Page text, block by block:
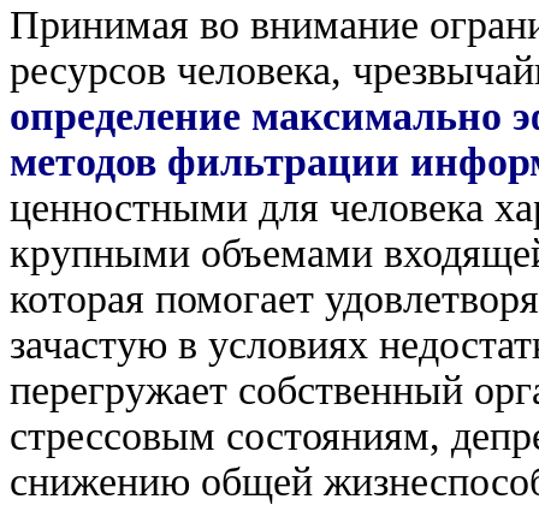
Принимая во внимание
ресурсов человека,
определение максимально
методов фильтрации
ценностными для человека
крупными объемами
которая помогает
зачастую в условиях
перегружает собственный
стрессовым состояниям,
снижению общей